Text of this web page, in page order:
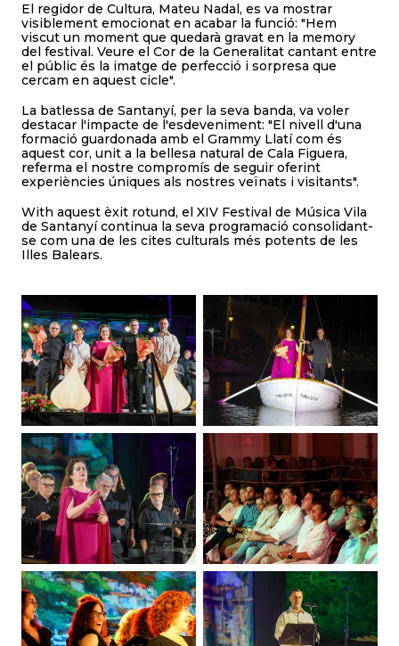
El regidor de Cultura, Mateu Nadal, es va mostrar
visiblement emocionat en acabar la funció: "Hem
viscut un moment que quedarà gravat en la memory
del festival. Veure el Cor de la Generalitat cantant entre
el públic és la imatge de perfecció i sorpresa que
cercam en aquest cicle".
La batlessa de Santanyí, per la seva banda, va voler
destacar l'impacte de l'esdeveniment: "El nivell d'una
formació guardonada amb el Grammy Llatí com és
aquest cor, unit a la bellesa natural de Cala Figuera,
referma el nostre compromís de seguir oferint
experiències úniques als nostres veïnats i visitants".
With aquest èxit rotund, el XIV Festival de Música Vila
de Santanyí continua la seva programació consolidant-
se com una de les cites culturals més potents de les
Illes Balears.